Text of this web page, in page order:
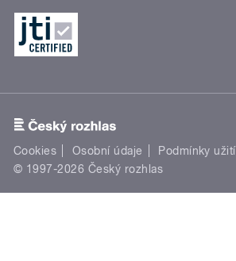
Cookies Osobní údaje Podmínky užití
© 1997-2026 Český rozhlas